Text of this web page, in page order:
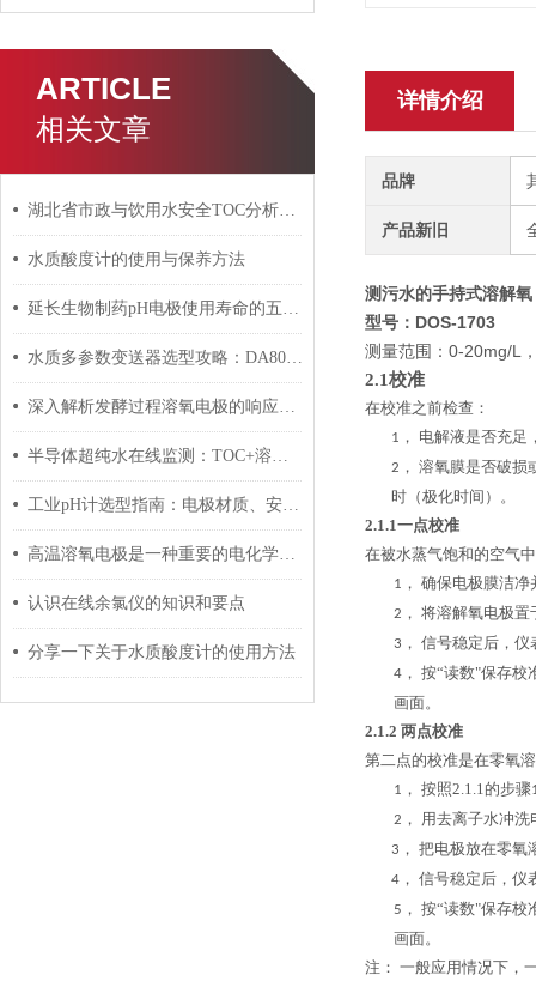
ARTICLE
相关文章
湖北省市政与饮用水安全TOC分析仪应用探讨
水质酸度计的使用与保养方法
延长生物制药pH电极使用寿命的五大保养技巧
水质多参数变送器选型攻略：DA800和BD130哪个更适合你？
深入解析发酵过程溶氧电极的响应机制与膜渗透特性
半导体超纯水在线监测：TOC+溶解氧+电导率三参数方案
工业pH计选型指南：电极材质、安装方式和维护周期全对比
高温溶氧电极是一种重要的电化学传感器
认识在线余氯仪的知识和要点
分享一下关于水质酸度计的使用方法
详情介绍
品牌
产品新旧
测污水的手持式溶解
型号：DOS-1703
测量范围：0-20mg/L
2.1校准
在校准之前检查：
1， 电解液是否充足
2， 溶氧膜是否破损
时（极化时间）。
2.1.1一点校准
在被水蒸气饱和的空气
1， 确保电极膜洁净
2， 将溶解氧电极置
3， 信号稳定后，仪
4， 按“读数"保存校
画面。
2.1.2 两点校准
第二点的校准是在零氧
1， 按照2.1.1的步骤
2， 用去离子水冲洗
3， 把电极放在零氧
4， 信号稳定后，仪
5， 按“读数"保存校
画面。
注： 一般应用情况下，